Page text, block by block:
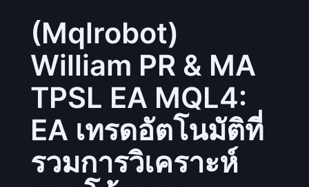
(Mqlrobot)
William PR & MA
TPSL EA MQL4:
EA เทรดอัตโนมัติที่
รวมการวิเคราะห์